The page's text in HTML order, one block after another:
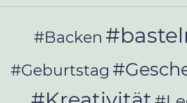
#Backen
#Geburtstag